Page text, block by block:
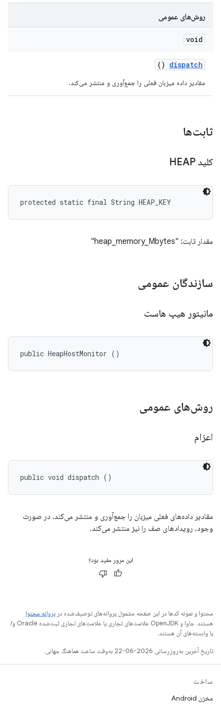
روش‌های عمومی
void
dispatch
()
مقادیر داده میزبان فعلی را جمع‌آوری و منتشر می‌کند.
ثابت‌ها
کلید HEAP
protected static final String HEAP_KEY
مقدار ثابت: "heap_memory_Mbytes"
سازندگان عمومی
مانیتور هیپ هاست
public HeapHostMonitor ()
روش‌های عمومی
اعزام
public void dispatch ()
مقادیر داده‌های فعلی میزبان را جمع‌آوری و منتشر می‌کند. در صورت
وجود، رویدادهای صف را نیز منتشر می‌کند.
این مرور مفید بود؟
محتوا و نمونه کدها در این صفحه مشمول پروانه‌های توصیف‌شده در پروانه محتوا
هستند. جاوا و OpenJDK علامت‌های تجاری یا علامت‌های تجاری ثبت‌شده Oracle و/
یا وابسته‌های آن هستند.
تاریخ آخرین به‌روزرسانی 2026-06-22 به‌وقت ساعت هماهنگ جهانی.
ساخت
مخزن Android